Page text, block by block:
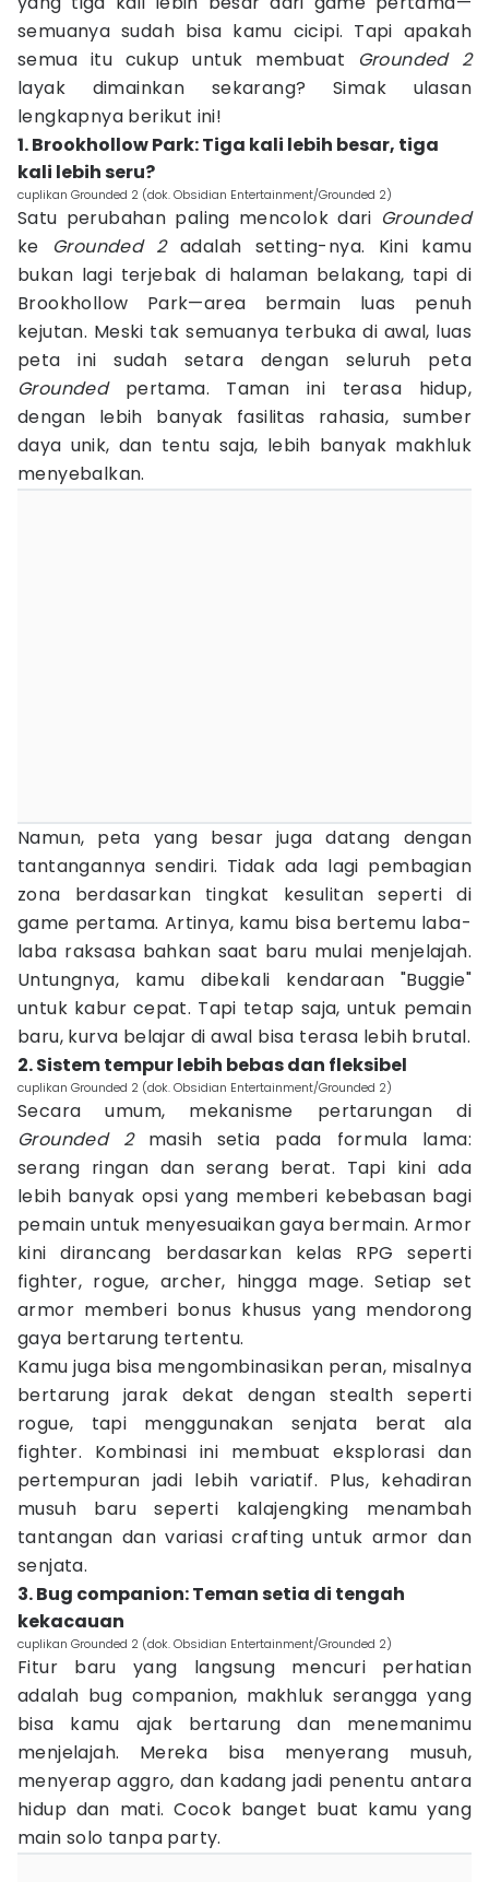
semuanya sudah bisa kamu cicipi. Tapi apakah
semua itu cukup untuk membuat
Grounded 2
layak dimainkan sekarang? Simak ulasan
lengkapnya berikut ini!
1. Brookhollow Park: Tiga kali lebih besar, tiga
kali lebih seru?
cuplikan Grounded 2 (dok. Obsidian Entertainment/Grounded 2)
Satu perubahan paling mencolok dari Grounded
ke Grounded 2adalah setting-nya. Kini kamu
bukan lagi terjebak di halaman belakang, tapi di
Brookhollow Park—area bermain luas penuh
kejutan. Meski tak semuanya terbuka di awal, luas
peta ini sudah setara dengan seluruh peta
Groundedpertama. Taman ini terasa hidup,
dengan lebih banyak fasilitas rahasia, sumber
daya unik, dan tentu saja, lebih banyak makhluk
menyebalkan.
Namun, peta yang besar juga datang dengan
tantangannya sendiri. Tidak ada lagi pembagian
zona berdasarkan tingkat kesulitan seperti di
game pertama. Artinya, kamu bisa bertemu laba-
laba raksasa bahkan saat baru mulai menjelajah.
Untungnya, kamu dibekali kendaraan "Buggie"
untuk kabur cepat. Tapi tetap saja, untuk pemain
baru, kurva belajar di awal bisa terasa lebih brutal.
2. Sistem tempur lebih bebas dan fleksibel
cuplikan Grounded 2 (dok. Obsidian Entertainment/Grounded 2)
Secara umum, mekanisme pertarungan di
Grounded 2masih setia pada formula lama:
serang ringan dan serang berat. Tapi kini ada
lebih banyak opsi yang memberi kebebasan bagi
pemain untuk menyesuaikan gaya bermain. Armor
kini dirancang berdasarkan kelas RPG seperti
fighter, rogue, archer, hingga mage. Setiap set
armor memberi bonus khusus yang mendorong
gaya bertarung tertentu.
Kamu juga bisa mengombinasikan peran, misalnya
bertarung jarak dekat dengan stealth seperti
rogue, tapi menggunakan senjata berat ala
fighter. Kombinasi ini membuat eksplorasi dan
pertempuran jadi lebih variatif. Plus, kehadiran
musuh baru seperti kalajengking menambah
tantangan dan variasi crafting untuk armor dan
senjata.
3. Bug companion: Teman setia di tengah
kekacauan
cuplikan Grounded 2 (dok. Obsidian Entertainment/Grounded 2)
Fitur baru yang langsung mencuri perhatian
adalah bug companion, makhluk serangga yang
bisa kamu ajak bertarung dan menemanimu
menjelajah. Mereka bisa menyerang musuh,
menyerap aggro, dan kadang jadi penentu antara
hidup dan mati. Cocok banget buat kamu yang
main solo tanpa party.